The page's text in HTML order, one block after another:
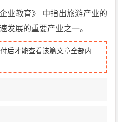
业教育》 中指出旅游产业的
发展的重要产业之一。
后才能查看该篇文章全部内